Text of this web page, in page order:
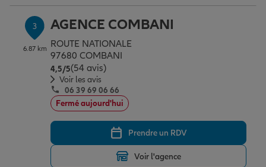
Garantie des accidents de la vie
Assurance scolaire
Protection juridique
3
6.87 km
AGENCE COMBANI
ROUTE NATIONALE
97680 COMBANI
4,5/5Note de 4.5 sur 5
(54 avis)
Voir les avis
06 39 69 06 66
Fermé aujourd'hui
Prendre un RDV
Voir l'agence